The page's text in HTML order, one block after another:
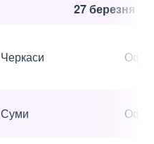
27 березня
Черкаси
Суми